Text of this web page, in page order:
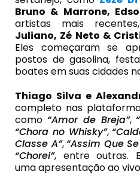
Bruno & Marrone,
artistas mais
Juliano, Zé Neto &
Eles começaram se
postos de gasolina,
boates em suas cidades
Thiago Silva e
completo nas
como “Amor de Breja”,
“Chora no Whisky”,
Classe A”,“Assim Que Se
“Chorei”, entre outras.
uma apresentação ao